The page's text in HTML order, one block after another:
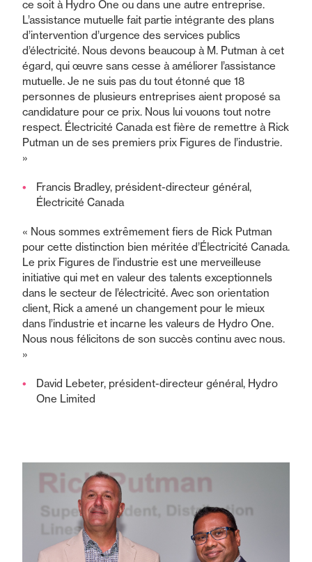
ce soit à Hydro One ou dans une autre entreprise.
L’assistance mutuelle fait partie intégrante des plans
d’intervention d’urgence des services publics
d’électricité. Nous devons beaucoup à M. Putman à cet
égard, qui œuvre sans cesse à améliorer l’assistance
mutuelle. Je ne suis pas du tout étonné que 18
personnes de plusieurs entreprises aient proposé sa
candidature pour ce prix. Nous lui vouons tout notre
respect. Électricité Canada est fière de remettre à Rick
Putman un de ses premiers prix Figures de l’industrie.
»
Francis Bradley, président-directeur général,
Électricité Canada
« Nous sommes extrêmement fiers de Rick Putman
pour cette distinction bien méritée d’Électricité Canada.
Le prix Figures de l’industrie est une merveilleuse
initiative qui met en valeur des talents exceptionnels
dans le secteur de l’électricité. Avec son orientation
client, Rick a amené un changement pour le mieux
dans l’industrie et incarne les valeurs de Hydro One.
Nous nous félicitons de son succès continu avec nous.
»
David Lebeter, président-directeur général, Hydro
One Limited